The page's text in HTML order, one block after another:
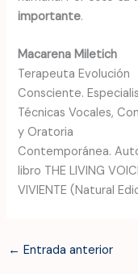
importante.
Macarena Miletich
Terapeuta Evolución
Consciente.
Técnicas Vocales,
y Oratoria
Contemporánea.
libro THE LIVING
VIVIENTE (Natural
← Entrada anterior